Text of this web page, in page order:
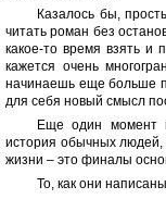
Казалось бы,
читать роман без
какое-то время взять и
кажется очень
начинаешь еще больше
для себя новый смысл
Еще один момент
история обычных людей,
жизни – это финалы
То, как они